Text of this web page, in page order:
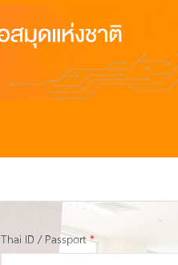
Thai ID / Passport*